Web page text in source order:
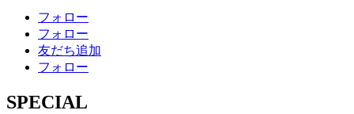
フォロー
フォロー
友だち追加
フォロー
SPECIAL